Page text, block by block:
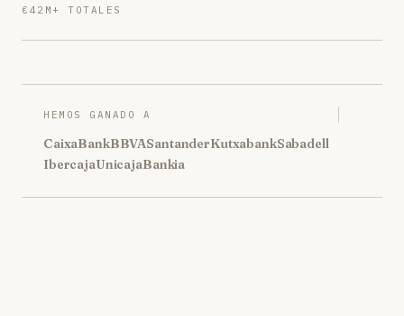
€42M+ TOTALES
HEMOS GANADO A
CaixaBankBBVASantanderKutxabankSabadell
IbercajaUnicajaBankia